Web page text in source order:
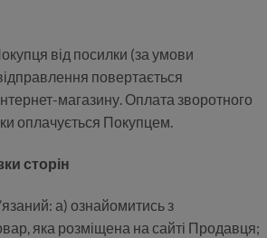
від посилки (за умови
повертається
магазину. Оплата зворотного
оплачується Покупцем.
сторін
а) ознайомитись з
яка розміщена на сайті Продавця;